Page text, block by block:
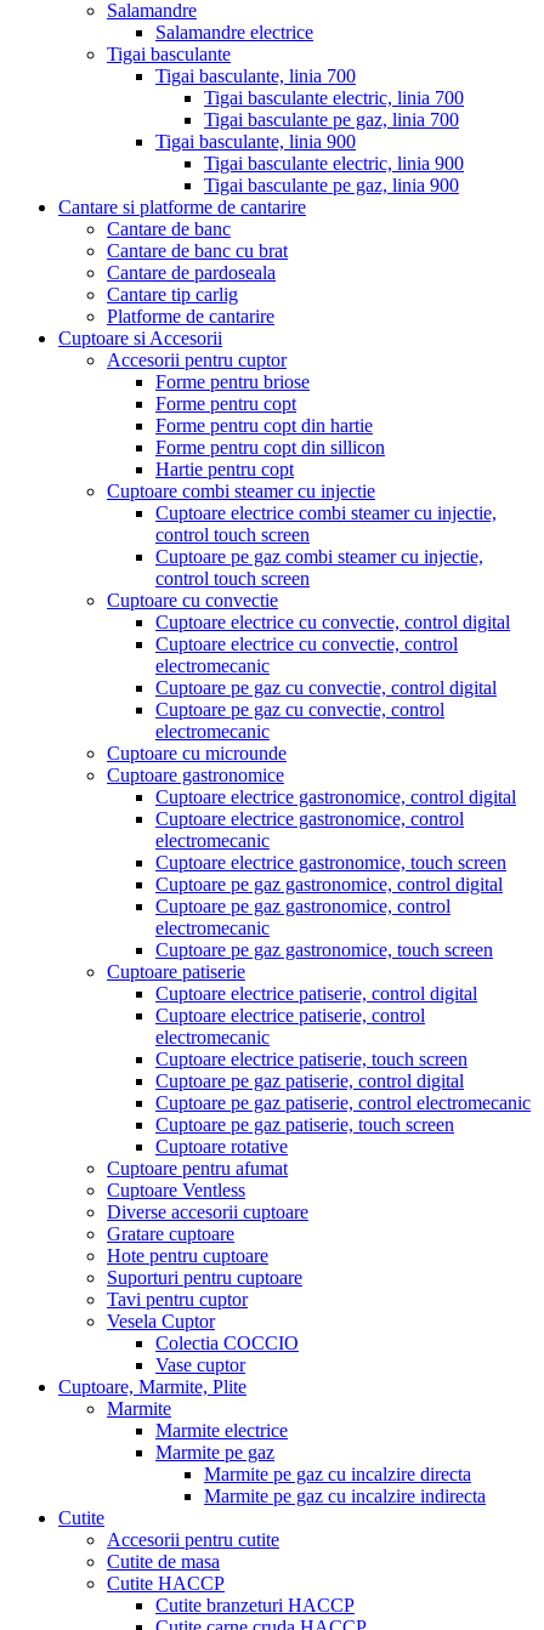
Salamandre
Salamandre electrice
Tigai basculante
Tigai basculante, linia 700
Tigai basculante electric, linia 700
Tigai basculante pe gaz, linia 700
Tigai basculante, linia 900
Tigai basculante electric, linia 900
Tigai basculante pe gaz, linia 900
Cantare si platforme de cantarire
Cantare de banc
Cantare de banc cu brat
Cantare de pardoseala
Cantare tip carlig
Platforme de cantarire
Cuptoare si Accesorii
Accesorii pentru cuptor
Forme pentru briose
Forme pentru copt
Forme pentru copt din hartie
Forme pentru copt din sillicon
Hartie pentru copt
Cuptoare combi steamer cu injectie
Cuptoare electrice combi steamer cu injectie,
control touch screen
Cuptoare pe gaz combi steamer cu injectie,
control touch screen
Cuptoare cu convectie
Cuptoare electrice cu convectie, control digital
Cuptoare electrice cu convectie, control
electromecanic
Cuptoare pe gaz cu convectie, control digital
Cuptoare pe gaz cu convectie, control
electromecanic
Cuptoare cu microunde
Cuptoare gastronomice
Cuptoare electrice gastronomice, control digital
Cuptoare electrice gastronomice, control
electromecanic
Cuptoare electrice gastronomice, touch screen
Cuptoare pe gaz gastronomice, control digital
Cuptoare pe gaz gastronomice, control
electromecanic
Cuptoare pe gaz gastronomice, touch screen
Cuptoare patiserie
Cuptoare electrice patiserie, control digital
Cuptoare electrice patiserie, control
electromecanic
Cuptoare electrice patiserie, touch screen
Cuptoare pe gaz patiserie, control digital
Cuptoare pe gaz patiserie, control electromecanic
Cuptoare pe gaz patiserie, touch screen
Cuptoare rotative
Cuptoare pentru afumat
Cuptoare Ventless
Diverse accesorii cuptoare
Gratare cuptoare
Hote pentru cuptoare
Suporturi pentru cuptoare
Tavi pentru cuptor
Vesela Cuptor
Colectia COCCIO
Vase cuptor
Cuptoare, Marmite, Plite
Marmite
Marmite electrice
Marmite pe gaz
Marmite pe gaz cu incalzire directa
Marmite pe gaz cu incalzire indirecta
Cutite
Accesorii pentru cutite
Cutite de masa
Cutite HACCP
Cutite branzeturi HACCP